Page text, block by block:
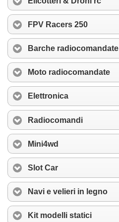
FPV Racers 250
Barche radiocomandate
Moto radiocomandate
Elettronica
Radiocomandi
Mini4wd
Slot Car
Navi e velieri in legno
Kit modelli statici